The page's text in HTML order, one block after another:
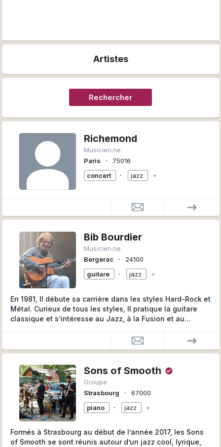
Artistes
Rechercher
Richemond
Musicien.ne
Paris
∙
75016
concert
∙ jazz +
Bib Bourdier
Musicien.ne
Bergerac
∙
24100
guitare
∙ jazz +
En 1981, Il débute sa carrière dans les styles Hard-Rock et
Métal. Curieux de tous les styles, Il pratique la guitare
classique et s’intéresse au Jazz, à la Fusion et au
En 1994, après une session avec ROMANE, il décide de
des cours de Jazz, notamment avec Pascal Rauzet,
professeur au CIAM de Bordeaux puis avec J.Y. MOKA.
En 1997, il fonde le premier duo Gipsy Jazz puis créé
Djangophil en 2000, tout en suivant des cours avec
Christophe Lartilleux (leader du groupe Latcho Drom).
Vont suivre de nombreux concerts et l’enregistrement de
Sons of Smooth
Groupe
Strasbourg
∙
67000
piano
∙ jazz +
Formés à Strasbourg au début de l’année 2017, les Sons
of Smooth se sont réunis autour d’un jazz cool, lyrique,